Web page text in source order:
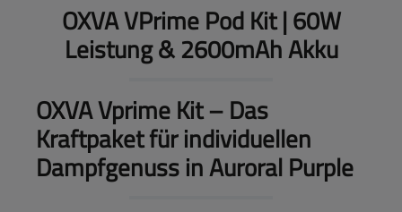
OXVA VPrime Pod Kit | 60W
Leistung & 2600mAh Akku
OXVA Vprime Kit – Das
Kraftpaket für individuellen
Dampfgenuss in Auroral Purple